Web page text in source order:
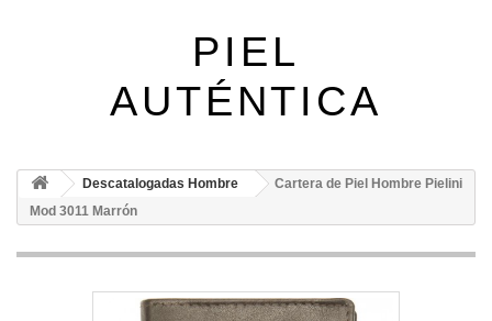
PIEL
AUTÉNTICA
Descatalogadas Hombre
Cartera de Piel Hombre Pielini
Mod 3011 Marrón